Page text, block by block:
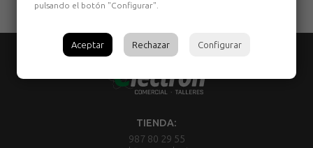
TIENDA:
987 80 29 55
pulsando el botón "Configurar".
Aceptar Rechazar Configurar